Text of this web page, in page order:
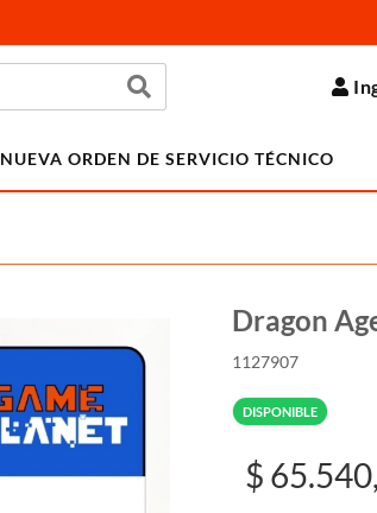
NUEVA ORDEN DE SERVICIO TÉCNICO
Dragon
1127907
DISPONIBLE
$